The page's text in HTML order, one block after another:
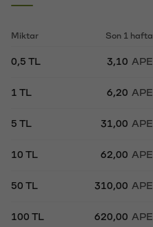
Miktar Son 1 hafta
0,5 TL 3,10 APE
1 TL 6,20 APE
5 TL 31,00 APE
10 TL 62,00 APE
50 TL 310,00 APE
100 TL 620,00 APE